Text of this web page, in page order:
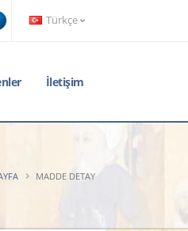
Türkçe
İletişim
MADDE DETAY